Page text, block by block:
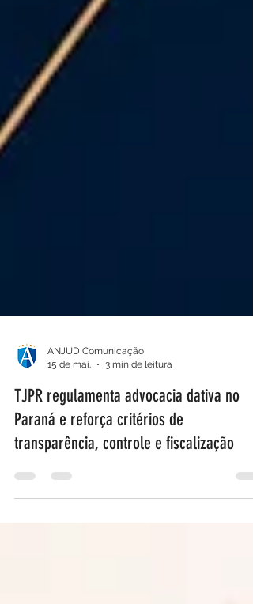
ANJUD Comunicação
15 de mai.
3 min de leitura
TJPR regulamenta advocacia dativa no
Paraná e reforça critérios de
transparência, controle e fiscalização